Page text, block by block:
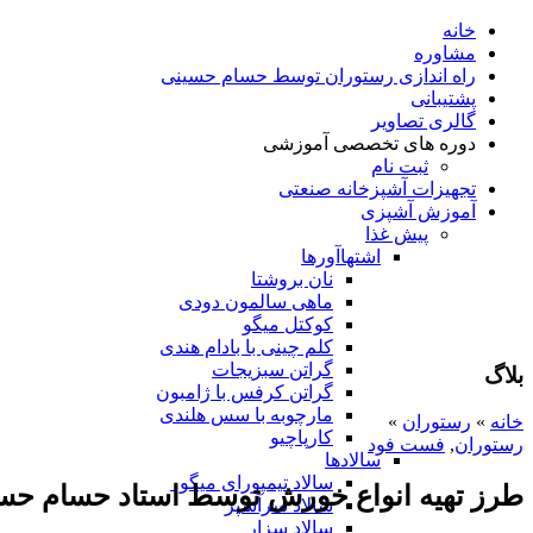
خانه
مشاوره
راه اندازی رستوران توسط حسام حسینی
پشتیبانی
گالری تصاویر
دوره های تخصصی آموزشی
ثبت نام
تجهیزات آشپزخانه صنعتی
آموزش آشپزی
پیش غذا
اشتهاآورها
نان بروشتا
ماهی سالمون دودی
کوکتل میگو
کلم چینی با بادام هندی
گراتن سبزیجات
گراتن کرفس با ژامبون
مارچوبه با سس هلندی
کارپاچیو
سالادها
سالاد تیمپورای میگو
سالاد سرآشپز
سالاد سزار
بلاگ
خانه » رستوران »
رستوران, فست فود
طرز تهیه انواع خورش توسط استاد حسام